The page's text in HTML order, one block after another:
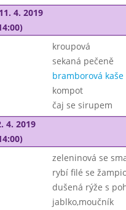
4. 2019
kroupová
sekaná pečeně
bramborová kaše
kompot
čaj se sirupem
4. 2019
zeleninová se
rybí filé se
dušená rýže s
jablko,moučník